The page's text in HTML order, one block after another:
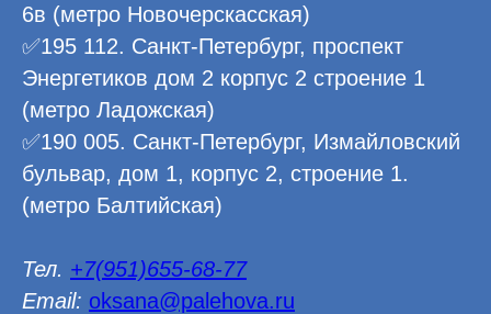
6в (метро Новочерскасская)
✅195 112. Санкт-Петербург, проспект
Энергетиков дом 2 корпус 2 строение 1
(метро Ладожская)
✅190 005. Санкт-Петербург, Измайловский
бульвар, дом 1, корпус 2, строение 1.
(метро Балтийская)
Тел. +7(951)655-68-77
Email: oksana@palehova.ru